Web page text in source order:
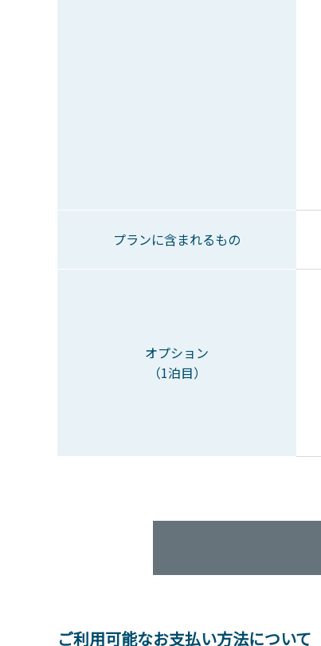
プランに含まれるもの
オプション
（1泊目）
ご利用可能なお支払い方法について